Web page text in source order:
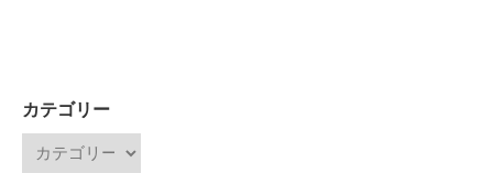
カテゴリー